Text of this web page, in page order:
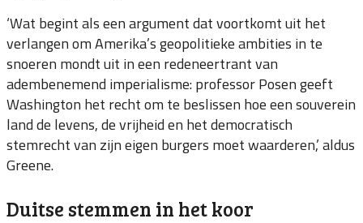
‘Wat begint als een argument dat voortkomt uit het
verlangen om Amerika’s geopolitieke ambities in te
snoeren mondt uit in een redeneertrant van
adembenemend imperialisme: professor Posen geeft
Washington het recht om te beslissen hoe een souverein
land de levens, de vrijheid en het democratisch
stemrecht van zijn eigen burgers moet waarderen,’ aldus
Greene.
Duitse stemmen in het koor